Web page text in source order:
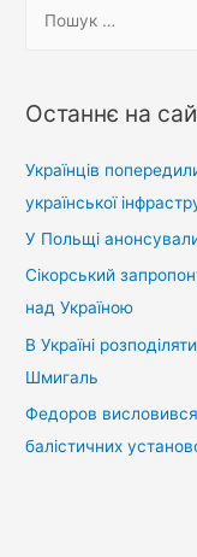
у
:
Останнє на
Українців
української
У Польщі анонсували
Сікорський
над Україною
В Україні
Шмигаль
Федоров
балістичних